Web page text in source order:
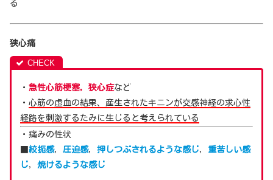
る
狭心痛
・ 急性心筋梗塞，狭心症など
・ 心筋の虚血の結果、産生されたキニンが交感神経の求心性
経路を刺激するたみに生じると考えられている
・痛みの性状
絞扼感， 圧迫感， 押しつぶされるような感じ， 重苦しい感
じ， 焼けるような感じ